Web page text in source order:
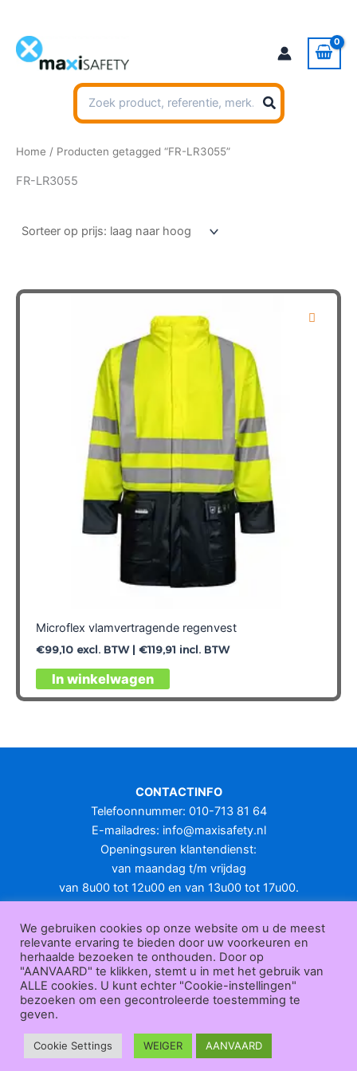
inhoud
Zoeken
naar:
Home / Producten getagged “FR-LR3055”
FR-LR3055
Microflex vlamvertragende regenvest
€99,10excl. BTW | €119,91 incl. BTW
In winkelwagen
Dit
product
variaties.
optie
gekozen
worden
op
productpagina
CONTACTINFO
Telefoonnummer: 010-713 81 64
E-mailadres: info@maxisafety.nl
Openingsuren klantendienst:
van maandag t/m vrijdag
van 8u00 tot 12u00 en van 13u00 tot 17u00.
KLANTENSERVICE
Over
ons|Bedrijfsgegevens| F.A.Q.|Bestelprocedure | Betaling
ending | Retourneren|Herroepingsrecht|Herroepingsfunctie
ederverkoop|Bedrukken|Contact
Algemene voorwaarden
Maxisafety.nl © 2026
We gebruiken cookies op onze website om u de meest
relevante ervaring te bieden door uw voorkeuren en
herhaalde bezoeken te onthouden. Door op
"AANVAARD" te klikken, stemt u in met het gebruik van
ALLE cookies. U kunt echter "Cookie-instellingen"
bezoeken om een gecontroleerde toestemming te
geven.
Cookie Settings WEIGER AANVAARD